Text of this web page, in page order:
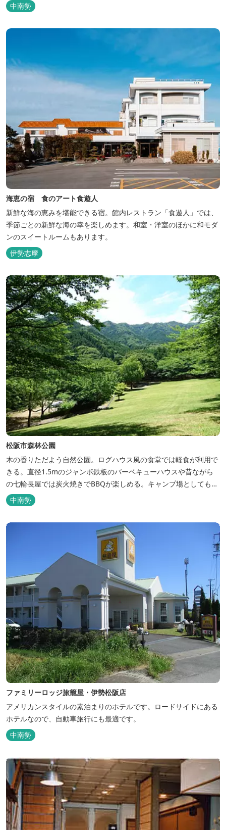
中南勢
海恵の宿 食のアート食遊人
新鮮な海の恵みを堪能できる宿。館内レストラン「食遊人」では、
季節ごとの新鮮な海の幸を楽しめます。和室・洋室のほかに和モダ
ンのスイートルームもあります。
伊勢志摩
松阪市森林公園
木の香りただよう自然公園。ログハウス風の食堂では軽食が利用で
きる。直径1.5mのジャンボ鉄板のバーベキューハウスや昔ながら
の七輪長屋では炭火焼きでBBQが楽しめる。キャンプ場としても人
気で、週末は多くのキャンパーでにぎわっている。バンガローや5
タイプのテントサイトがある。展望台からは市街が一望できる。ま
た桜の時期は、多くの人々でにぎわう。 バーベキューの食材は持ち
中南勢
ファミリーロッジ旅籠屋・伊勢松阪店
アメリカンスタイルの素泊まりのホテルです。ロードサイドにある
ホテルなので、自動車旅行にも最適です。
中南勢